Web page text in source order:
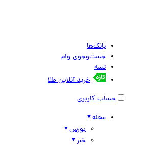
بانک‌ها
جست‌وجوی وام
تسه
خرید آنلاین طلا
حساب کاربری
مجله
بورس
خبر